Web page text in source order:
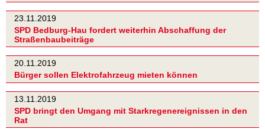
23.11.2019
SPD Bedburg-Hau fordert weiterhin Abschaffung der
Straßenbaubeiträge
20.11.2019
Bürger sollen Elektrofahrzeug mieten können
13.11.2019
SPD bringt den Umgang mit Starkregenereignissen in den
Rat